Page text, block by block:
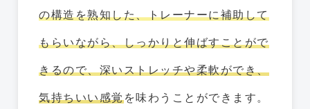
の構造を熟知した、トレーナーに補助して
もらいながら、しっかりと伸ばすことがで
きるので、深いストレッチや柔軟ができ、
気持ちいい感覚を味わうことができます。